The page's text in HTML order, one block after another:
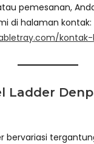
pemesanan,
di halaman kontak:
Ladder
bervariasi